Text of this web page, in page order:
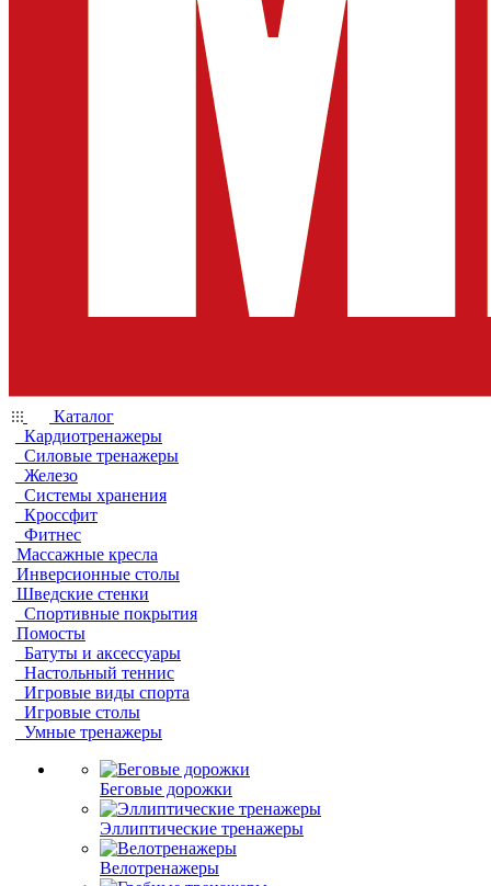
Каталог
Кардиотренажеры
Силовые тренажеры
Железо
Системы хранения
Кроссфит
Фитнес
Массажные кресла
Инверсионные столы
Шведские стенки
Спортивные покрытия
Помосты
Батуты и аксессуары
Настольный теннис
Игровые виды спорта
Игровые столы
Умные тренажеры
Беговые дорожки
Эллиптические тренажеры
Велотренажеры